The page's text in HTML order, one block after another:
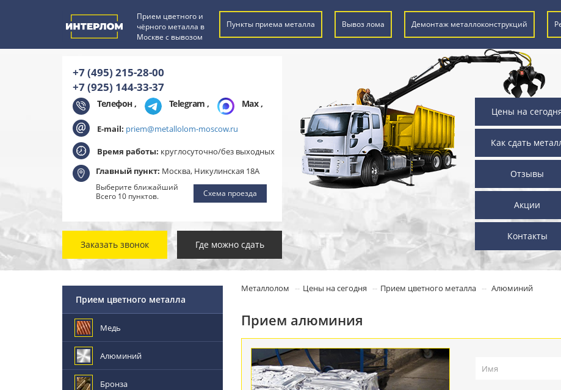
Прием цветного и
чёрного металла в
Москве с вывозом
Пункты приема металла Вывоз лома Демонтаж металлоконструкций
+7 (495) 215-28-00
+7 (925) 144-33-37
Телефон , Telegram , Max,
E-mail: priem@metallolom-moscow.ru
Время работы: круглосуточно/без выходных
Главный пункт: Москва, Никулинская 18А
Выберите ближайший
Всего 10 пунктов.
Схема проезда
Заказать звонок Где можно сдать
Цены на
Как сдать
Отзывы
Акции
Контакты
Металлолом Цены на сегодня Прием цветного металла Алюминий
Прием алюминия
Прием цветного металла
Медь
Алюминий
Бронза